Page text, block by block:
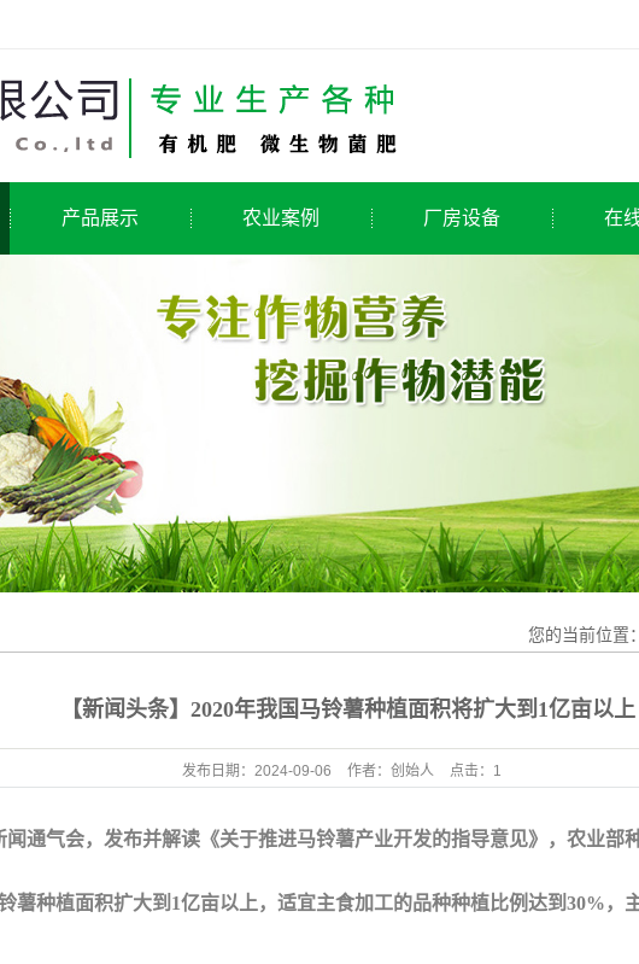
产品展示
微量元素水溶肥
氨基酸水溶肥
有机水溶肥料
水产养殖肥料
腐植酸水溶肥料
农业案例 厂房设备 在
您的当前位置：
【新闻头条】2020年我国马铃薯种植面积将扩大到1亿亩以上
发布日期： 2024-09-06 作者： 创始人 点击： 1
闻通气会，发布并解读《关于推进马铃薯产业开发的指导意见》，农业部
薯种植面积扩大到1亿亩以上，适宜主食加工的品种种植比例达到30%，